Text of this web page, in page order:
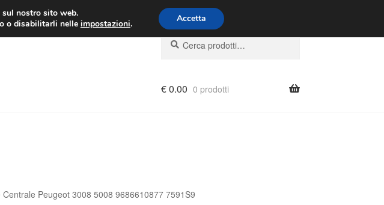
Lun-Ven 9:00 - 16:00 800 580 290
Cerca:
Cerca
€0.00 0 prodotti
Peugeot 3008 5008 9686610877 7591S9
nostro sito web.
o disabilitarli nelle impostazioni. Accetta